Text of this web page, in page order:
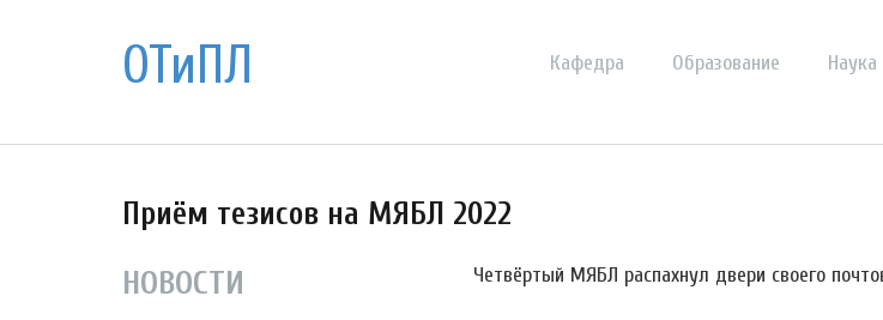
ОТиПЛ Кафедра Образование Наука
Приём тезисов на МЯБЛ 2022
НОВОСТИ Четвёртый МЯБЛ распахнул двери своего